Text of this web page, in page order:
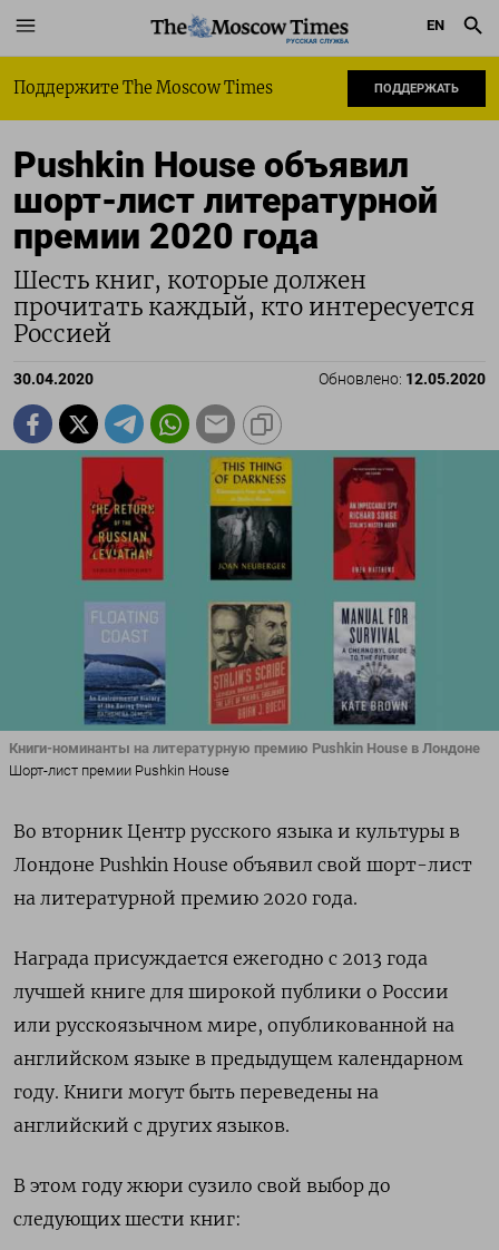
РУССКАЯ СЛУЖБА
EN
Поддержите The Moscow Times ПОДДЕРЖАТЬ
Pushkin House объявил
шорт-лист литературной
премии 2020 года
Шесть книг, которые должен
прочитать каждый, кто интересуется
Россией
30.04.2020 Обновлено: 12.05.2020
Книги-номинанты на литературную премию Pushkin House в Лондоне
Шорт-лист премии Pushkin House
Во вторник Центр русского языка и культуры в
Лондоне Pushkin House объявил свой шорт-лист
на литературной премию 2020 года.
Награда присуждается ежегодно с 2013 года
лучшей книге для широкой публики о России
или русскоязычном мире, опубликованной на
английском языке в предыдущем календарном
году. Книги могут быть переведены на
английский с других языков.
В этом году жюри сузило свой выбор до
следующих шести книг: